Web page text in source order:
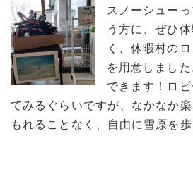
スノーシュー
う方に、ぜひ
く、休暇村の
を用意しまし
できます！ロ
てみるぐらいですが、なかなか
もれることなく、自由に雪原を